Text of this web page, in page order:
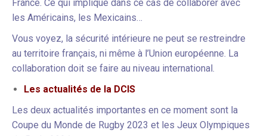
France. Ce qui implique dans ce cas de collaborer avec
les Américains, les Mexicains…
Vous voyez, la sécurité intérieure ne peut se restreindre
au territoire français, ni même à l’Union européenne. La
collaboration doit se faire au niveau international.
Les actualités de la DCIS
Les deux actualités importantes en ce moment sont la
Coupe du Monde de Rugby 2023 et les Jeux Olympiques